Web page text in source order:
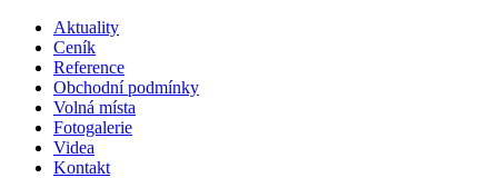
Aktuality
Ceník
Reference
Obchodní podmínky
Volná místa
Fotogalerie
Videa
Kontakt